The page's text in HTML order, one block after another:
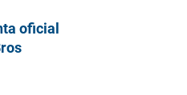
oficial